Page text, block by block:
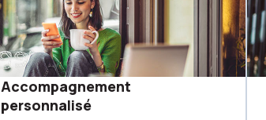
Accompagnement
personnalisé